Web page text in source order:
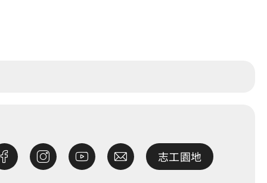
志工園地